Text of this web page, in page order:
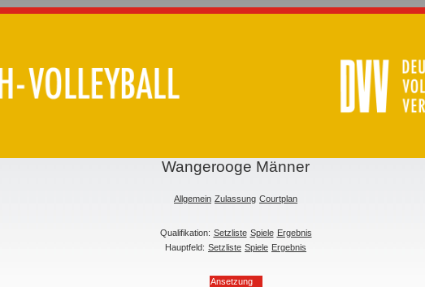
Wangerooge Männer
Allgemein Zulassung Courtplan
Qualifikation: Setzliste Spiele Ergebnis
Hauptfeld: Setzliste Spiele Ergebnis
Ansetzung